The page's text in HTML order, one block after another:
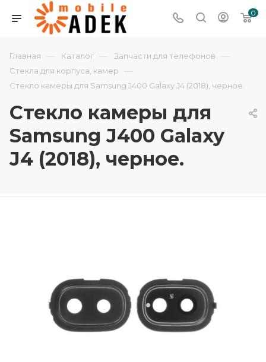
0
Главная — Каталог — Запчасти для телефонов —
Стекла для корпуса, камер —
Стекло камеры для Samsung J400 Galaxy J4 (2018), черное.
Стекло камеры для
Samsung J400 Galaxy
J4 (2018), черное.